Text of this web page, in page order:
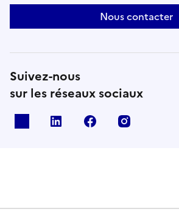
Nous contacter
Suivez-nous
sur les réseaux sociaux
Linkedin Facebook